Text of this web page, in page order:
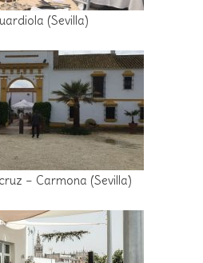
(Sevilla)
– Carmona (Sevilla)